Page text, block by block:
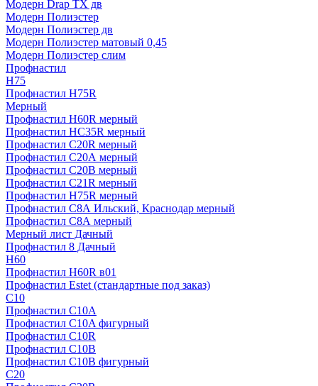
Модерн Drap ТХ дв
Модерн Полиэстер
Модерн Полиэстер дв
Модерн Полиэстер матовый 0,45
Модерн Полиэстер слим
Профнастил
H75
Профнастил H75R
Мерный
Профнастил H60R мерный
Профнастил HC35R мерный
Профнастил С20R мерный
Профнастил С20А мерный
Профнастил С20В мерный
Профнастил С21R мерный
Профнастил Н75R мерный
Профнастил С8А Ильский, Краснодар мерный
Профнастил С8А мерный
Мерный лист Дачный
Профнастил 8 Дачный
Н60
Профнастил H60R в01
Профнастил Estet (стандартные под заказ)
C10
Профнастил С10A
Профнастил С10A фигурный
Профнастил С10R
Профнастил С10В
Профнастил С10В фигурный
C20